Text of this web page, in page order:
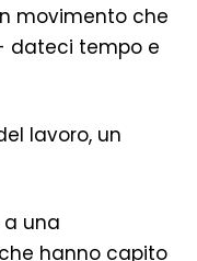
movimento che
dateci tempo e
lavoro, un
una
hanno capito